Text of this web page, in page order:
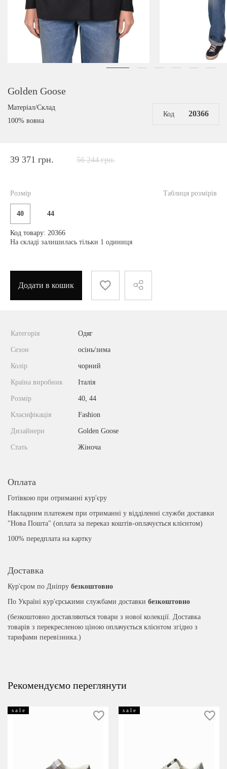
Golden Goose
Матеріал/Склад
100% вовна
Код 20366
39 371 грн. 56 244 грн.
Таблиця розмірів
Розмір
40 44
Код товару: 20366
На складі залишилась тільки 1 одиниця
Додати в кошик
Категорія Одяг
Сезон осінь/зима
Колір чорний
Країна виробник Італія
Розмір 40, 44
Класифікація Fashion
Дизайнери Golden Goose
Стать Жіноча
Оплата
Готівкою при отриманні кур'єру
Накладним платежем при отриманні у відділенні служби доставки
"Нова Пошта" (оплата за переказ коштів-оплачується клієнтом)
100% передплата на картку
Доставка
Кур'єром по Дніпру безкоштовно
По Україні кур'єрськими службами доставки безкоштовно
(безкоштовно доставляються товари з нової колекції. Доставка
товарів з перекресленою ціною оплачується клієнтом згідно з
тарифами перевізника.)
Рекомендуємо переглянути
s a l e s a l e